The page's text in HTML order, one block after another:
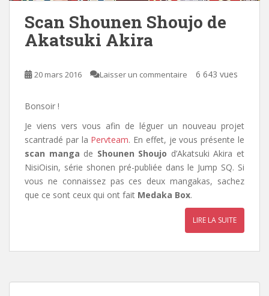
Scan Shounen Shoujo de
Akatsuki Akira
20 mars 2016 Laisser un commentaire 6 643 vues
Bonsoir !
Je viens vers vous afin de léguer un nouveau projet
scantradé par la Pervteam. En effet, je vous présente le
scan manga de Shounen Shoujo d’Akatsuki Akira et
NisiOisin, série shonen pré-publiée dans le Jump SQ. Si
vous ne connaissez pas ces deux mangakas, sachez
que ce sont ceux qui ont fait Medaka Box.
LIRE LA SUITE